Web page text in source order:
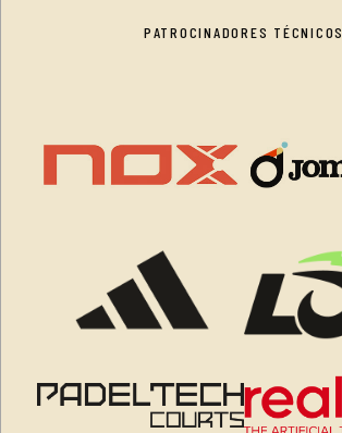
PATROCINADORES TÉCNICOS